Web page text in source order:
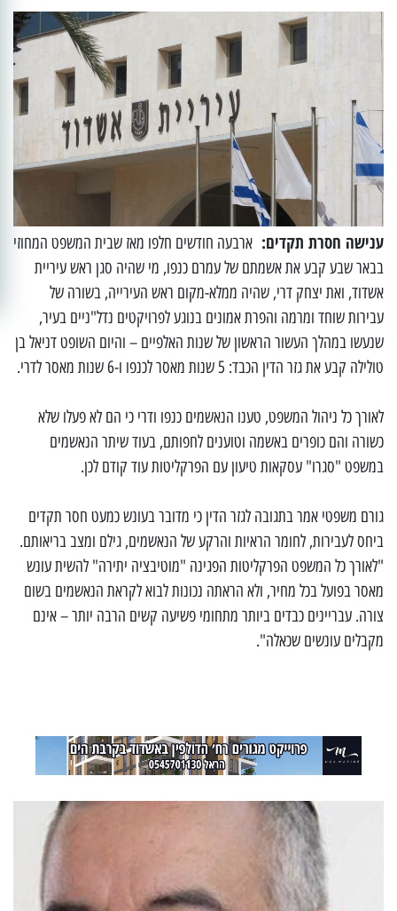
ענישה חסרת תקדים: ארבעה חודשים חלפו מאז שבית המשפט המחוזי
בבאר שבע קבע את אשמתם של עמרם כנפו, מי שהיה סגן ראש עיריית
אשדוד, ואת יצחק דרי, שהיה ממלא-מקום ראש העירייה, בשורה של
עבירות שוחד ומרמה והפרת אמונים בנוגע לפרויקטים נדל"ניים בעיר,
שנעשו במהלך העשור הראשון של שנות האלפיים – והיום השופט דניאל בן
טולילה קבע את גזר הדין הכבד: 5 שנות מאסר לכנפו ו-6 שנות מאסר לדרי.
לאורך כל ניהול המשפט, טענו הנאשמים כנפו ודרי כי הם לא פעלו שלא
כשורה והם כופרים באשמה וטוענים לחפותם, בעוד שיתר הנאשמים
במשפט "סגרו" עסקאות טיעון עם הפרקליטות עוד קודם לכן.
גורם משפטי אמר בתגובה לגזר הדין כי מדובר בעונש כמעט חסר תקדים
ביחס לעבירות, לחומר הראיות והרקע של הנאשמים, גילם ומצב בריאותם.
"לאורך כל המשפט הפרקליטות הפגינה "מוטיבציה יתירה" להשית עונש
מאסר בפועל בכל מחיר, ולא הראתה נכונות לבוא לקראת הנאשמים בשום
צורה. עבריינים כבדים ביותר מתחומי פשיעה קשים הרבה יותר – אינם
מקבלים עונשים שכאלה".